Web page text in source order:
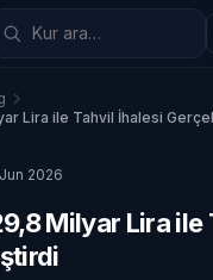
Lira ile Tahvil İhalesi
2026
Milyar Lira ile